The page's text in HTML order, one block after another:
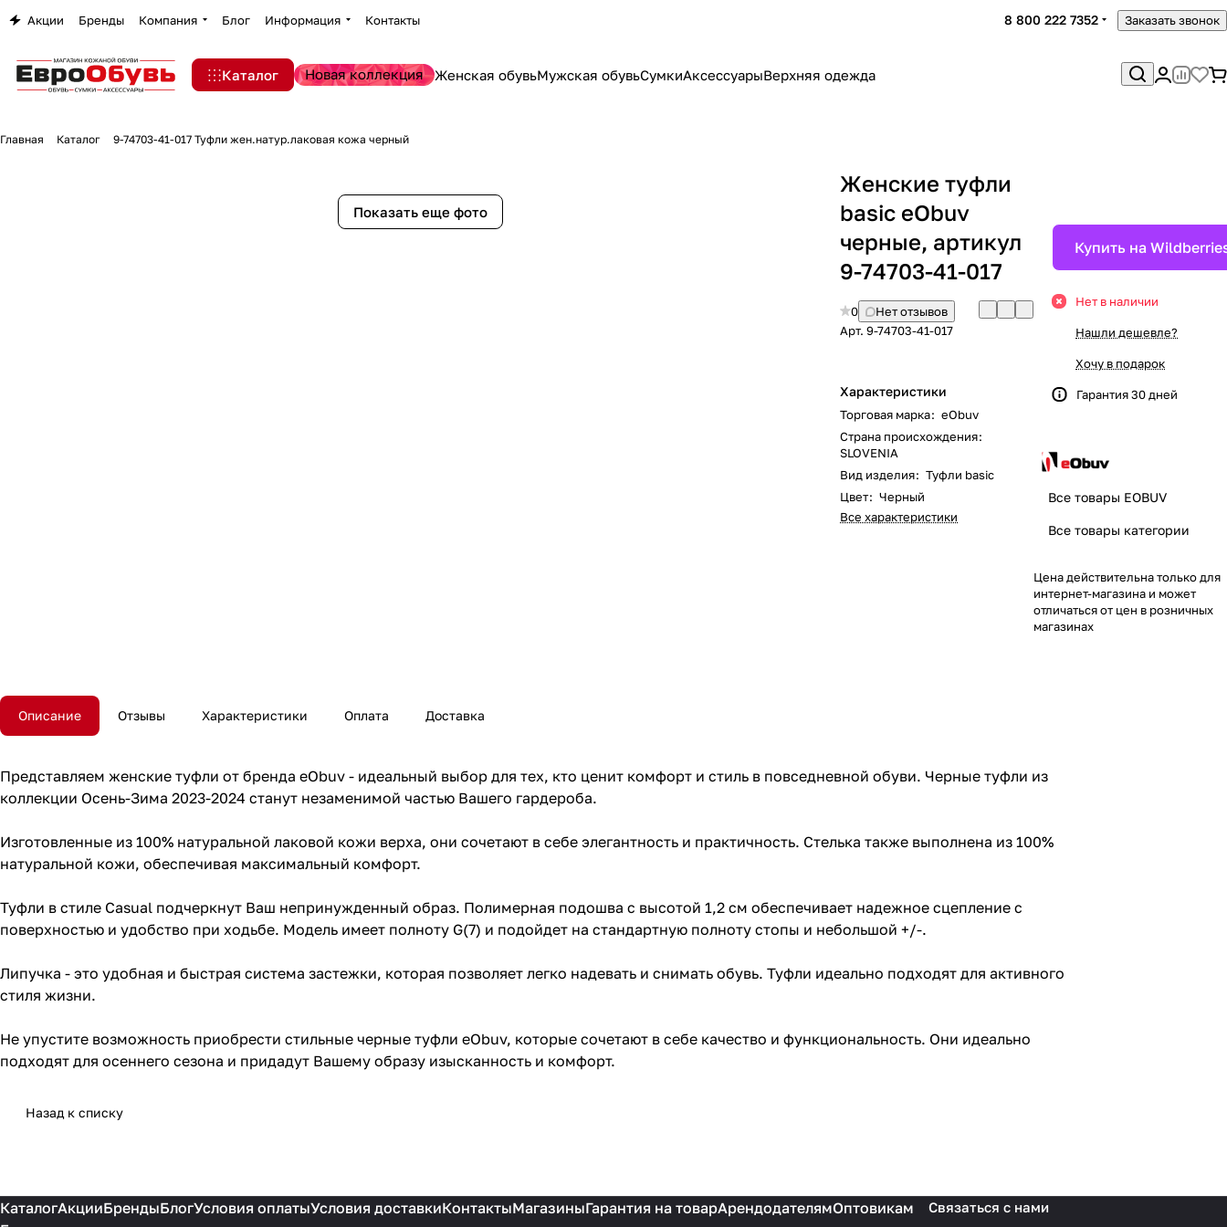
Акции Бренды Компания Блог Информация Контакты 8 800 222 7352 Заказать звонок
Каталог Новая коллекция Женская обувьМужская обувьСумкиАксессуарыВерхняя одежда
Главная Каталог 9-74703-41-017 Туфли жен.натур.лаковая кожа черный
Показать еще фото
Женские туфли
basic eObuv
черные, артикул
9-74703-41-017
0
Нет отзывов
Арт. 9-74703-41-017
Характеристики
Торговая марка: eObuv
Страна происхождения:
SLOVENIA
Вид изделия: Туфли basic
Цвет: Черный
Все характеристики
Купить на
Нет в наличии
Нашли дешевле?
Хочу в подарок
Гарантия 30 дней
Все товары EOBUV
Все товары категории
Цена действительна только для
интернет-магазина и может
отличаться от цен в розничных
магазинах
Описание Отзывы Характеристики Оплата Доставка
Представляем женские туфли от бренда eObuv - идеальный выбор для тех, кто ценит комфорт и стиль в повседневной обуви. Черные туфли из
коллекции Осень-Зима 2023-2024 станут незаменимой частью Вашего гардероба.
Изготовленные из 100% натуральной лаковой кожи верха, они сочетают в себе элегантность и практичность. Стелька также выполнена из 100%
натуральной кожи, обеспечивая максимальный комфорт.
Туфли в стиле Casual подчеркнут Ваш непринужденный образ. Полимерная подошва с высотой 1,2 см обеспечивает надежное сцепление с
поверхностью и удобство при ходьбе. Модель имеет полноту G(7) и подойдет на стандартную полноту стопы и небольшой +/-.
Липучка - это удобная и быстрая система застежки, которая позволяет легко надевать и снимать обувь. Туфли идеально подходят для активного
стиля жизни.
Не упустите возможность приобрести стильные черные туфли eObuv, которые сочетают в себе качество и функциональность. Они идеально
подходят для осеннего сезона и придадут Вашему образу изысканность и комфорт.
Назад к списку
КаталогАкцииБрендыБлогУсловия оплатыУсловия доставкиКонтактыМагазиныГарантия на товарАрендодателямОптовикам
Связаться с нами